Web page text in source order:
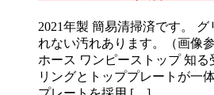
2021年製 簡易清掃済です。
れない汚れあります。（画像
ホース ワンピーストップ 知
リングとトッププレートが一